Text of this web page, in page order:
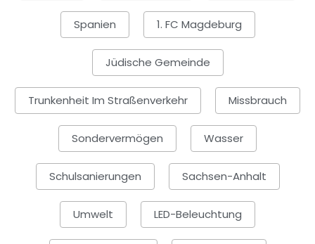
Spanien 1. FC Magdeburg
Jüdische Gemeinde
Trunkenheit Im Straßenverkehr Missbrauch
Sondervermögen Wasser
Schulsanierungen Sachsen-Anhalt
Umwelt LED-Beleuchtung